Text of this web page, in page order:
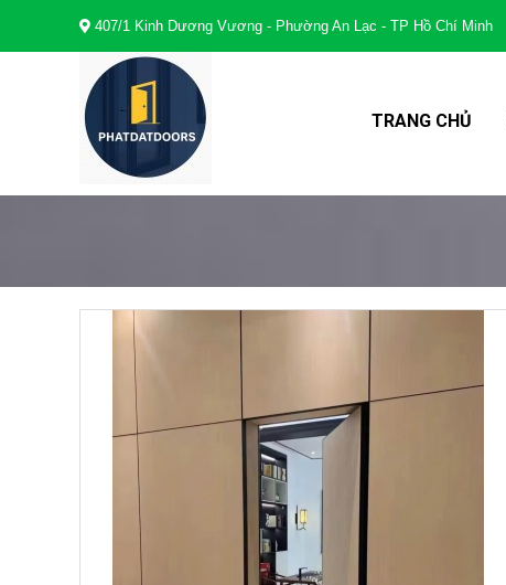
407/1 Kinh Dương Vương - Phường An Lạc - TP Hồ Chí Minh
TRANG CHỦ